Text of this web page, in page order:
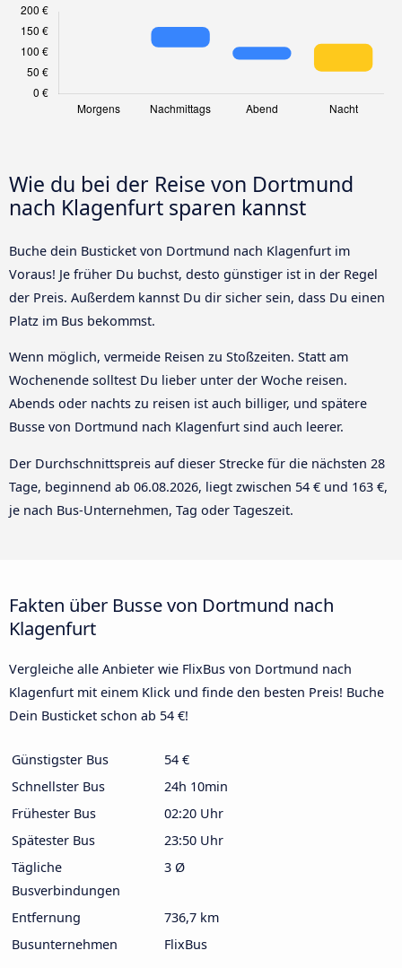
Wie du bei der Reise von Dortmund
nach Klagenfurt sparen kannst
Buche dein Busticket von Dortmund nach Klagenfurt im
Voraus! Je früher Du buchst, desto günstiger ist in der Regel
der Preis. Außerdem kannst Du dir sicher sein, dass Du einen
Platz im Bus bekommst.
Wenn möglich, vermeide Reisen zu Stoßzeiten. Statt am
Wochenende solltest Du lieber unter der Woche reisen.
Abends oder nachts zu reisen ist auch billiger, und spätere
Busse von Dortmund nach Klagenfurt sind auch leerer.
Der Durchschnittspreis auf dieser Strecke für die nächsten 28
Tage, beginnend ab 06.08.2026, liegt zwischen 54 € und 163 €,
je nach Bus-Unternehmen, Tag oder Tageszeit.
Fakten über Busse von Dortmund nach
Klagenfurt
Vergleiche alle Anbieter wie FlixBus von Dortmund nach
Klagenfurt mit einem Klick und finde den besten Preis! Buche
Dein Busticket schon ab 54 €!
Günstigster Bus
54 €
Schnellster Bus
24h 10min
Frühester Bus
02:20 Uhr
Spätester Bus
23:50 Uhr
Tägliche
Busverbindungen
3 Ø
Entfernung
736,7 km
Busunternehmen
FlixBus